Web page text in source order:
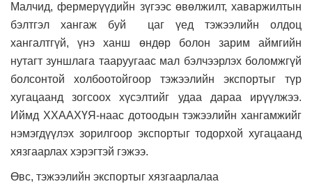
Малчид, фермерүүдийн зүгээс өвөлжилт, хаваржилтын
бэлтгэл хангаж буй цаг үед тэжээлийн олдоц
хангалтгүй, үнэ ханш өндөр болон зарим аймгийн
нутагт зуншлага тааруугаас мал бэлчээрлэх боломжгүй
болсонтой холбоотойгоор тэжээлийн экспортыг түр
хугацаанд зогсоох хүсэлтийг удаа дараа ирүүлжээ.
Иймд ХХААХҮЯ-наас дотоодын тэжээлийн хангамжийг
нэмэгдүүлэх зорилгоор экспортыг тодорхой хугацаанд
хязгаарлах хэрэгтэй гэжээ.
Өвс, тэжээлийн экспортыг хязгаарлалаа